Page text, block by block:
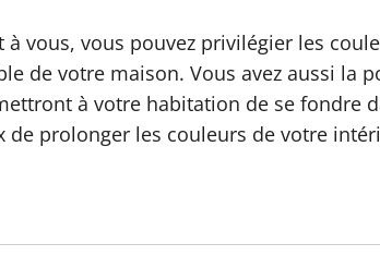
à vous, vous pouvez privilégier les
de votre maison. Vous avez aussi la
à votre habitation de se fondre
de prolonger les couleurs de votre